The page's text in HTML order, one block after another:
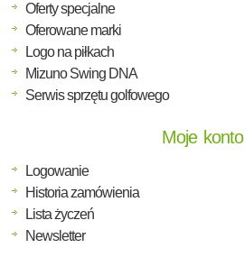
Oferty specjalne
Oferowane marki
Logo na piłkach
Mizuno Swing DNA
Serwis sprzętu golfowego
Moje konto
Logowanie
Historia zamówienia
Lista życzeń
Newsletter